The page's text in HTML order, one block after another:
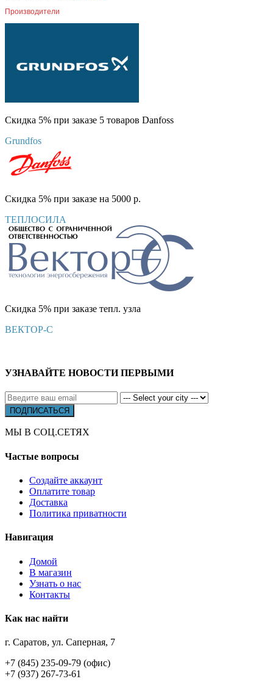
Производители
Скидка 5% при заказе 5 товаров Danfoss
Grundfos
Скидка 5% при заказе на 5000 р.
ТЕПЛОСИЛА
Скидка 5% при заказе тепл. узла
ВЕКТОР-С
УЗНАВАЙТЕ НОВОСТИ ПЕРВЫМИ
МЫ В СОЦ.СЕТЯХ
Частые вопросы
Создайте аккаунт
Оплатите товар
Доставка
Политика приватности
Навигация
Домой
В магазин
Узнать о нас
Контакты
Как нас найти
г. Саратов, ул. Саперная, 7
+7 (845) 235-09-79 (офис)
+7 (937) 267-73-61